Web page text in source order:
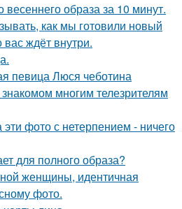
образа за 10 минут.
как мы готовили новый
ждёт внутри.
певица Люся чеботина
многим телезрителям
эти фото с нетерпением - ничего
для полного образа?
женщины, идентичная
фото.